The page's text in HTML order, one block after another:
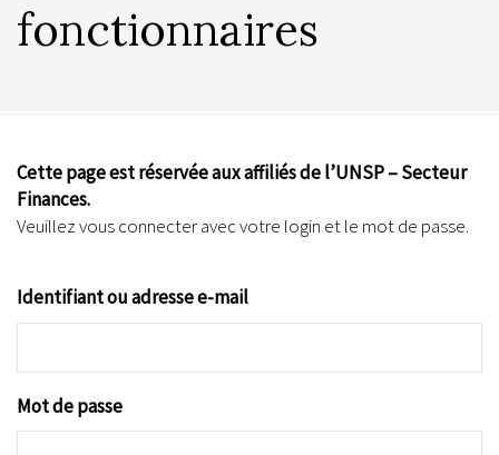
fonctionnaires
Cette page est réservée aux affiliés de l’UNSP – Secteur
Finances.
Veuillez vous connecter avec votre login et le mot de passe.
Identifiant ou adresse e-mail
Mot de passe